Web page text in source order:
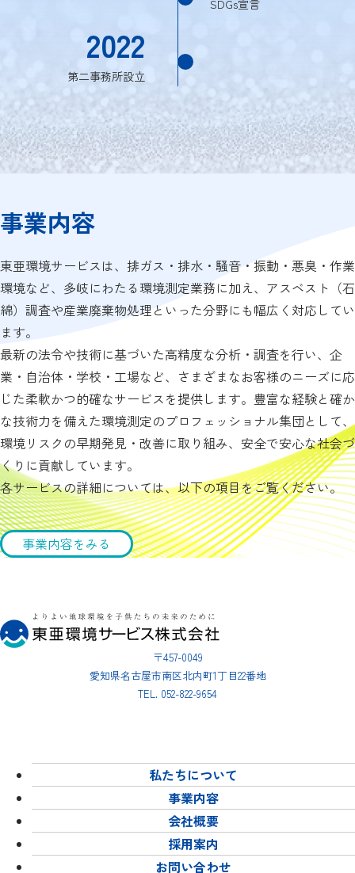
SDGs宣言
2022
第二事務所設立
事業内容
東亜環境サービスは、排ガス・排水・騒音・振動・悪臭・作業
環境など、多岐にわたる環境測定業務に加え、アスベスト（石
綿）調査や産業廃棄物処理といった分野にも幅広く対応してい
ます。
最新の法令や技術に基づいた高精度な分析・調査を行い、企
業・自治体・学校・工場など、さまざまなお客様のニーズに応
じた柔軟かつ的確なサービスを提供します。豊富な経験と確か
な技術力を備えた環境測定のプロフェッショナル集団として、
環境リスクの早期発見・改善に取り組み、安全で安心な社会づ
くりに貢献しています。
各サービスの詳細については、以下の項目をご覧ください。
事業内容をみる
〒457-0049
愛知県名古屋市南区北内町1丁目22番地
TEL. 052-822-9654
私たちについて
事業内容
会社概要
採用案内
お問い合わせ